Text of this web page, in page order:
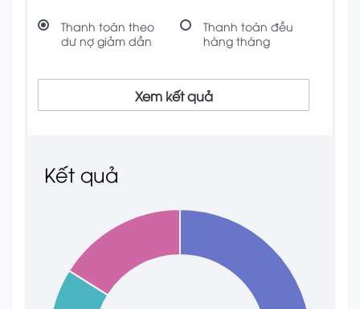
Thanh toán theo
dư nợ giảm dần
Thanh toán đều
hàng tháng
Xem kết quả
Kết quả